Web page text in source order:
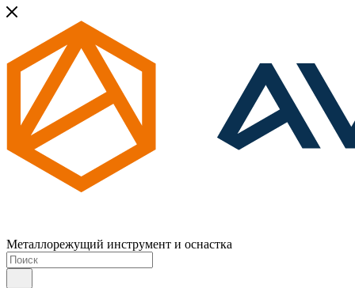
Металлорежущий инструмент и оснастка